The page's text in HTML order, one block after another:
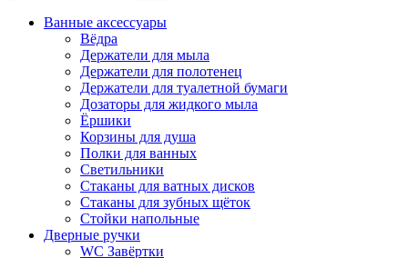
Ванные аксессуары
Вёдра
Держатели для мыла
Держатели для полотенец
Держатели для туалетной бумаги
Дозаторы для жидкого мыла
Ёршики
Корзины для душа
Полки для ванных
Светильники
Стаканы для ватных дисков
Стаканы для зубных щёток
Стойки напольные
Дверные ручки
WC Завёртки